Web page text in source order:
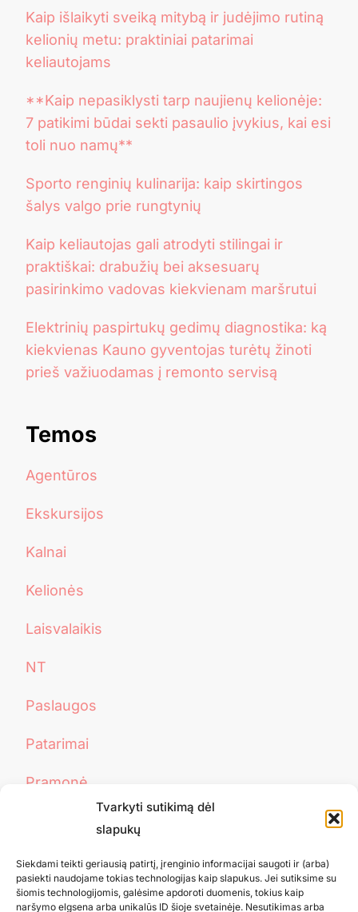
Tvarkyti sutikimą dėl
slapukų
Siekdami teikti geriausią patirtį, įrenginio informacijai saugoti ir (arba)
pasiekti naudojame tokias technologijas kaip slapukus. Jei sutiksime su
šiomis technologijomis, galėsime apdoroti duomenis, tokius kaip
naršymo elgsena arba unikalūs ID šioje svetainėje. Nesutikimas arba
Kaip išlaikyti sveiką mitybą ir judėjimo rutiną
kelionių metu: praktiniai patarimai
keliautojams
**Kaip nepasiklysti tarp naujienų kelionėje:
7 patikimi būdai sekti pasaulio įvykius, kai esi
toli nuo namų**
Sporto renginių kulinarija: kaip skirtingos
šalys valgo prie rungtynių
Kaip keliautojas gali atrodyti stilingai ir
praktiškai: drabužių bei aksesuarų
pasirinkimo vadovas kiekvienam maršrutui
Elektrinių paspirtukų gedimų diagnostika: ką
kiekvienas Kauno gyventojas turėtų žinoti
prieš važiuodamas į remonto servisą
Temos
Agentūros
Ekskursijos
Kalnai
Kelionės
Laisvalaikis
NT
Paslaugos
Patarimai
Pramonė
Turizmas
Uncategorized